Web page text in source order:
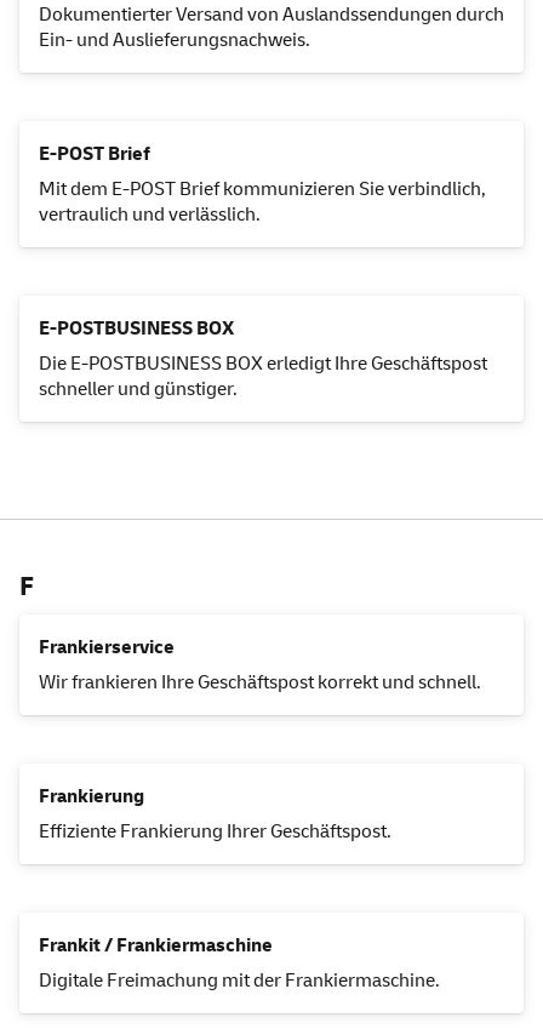
Dokumentierter Versand von Auslandssendungen durch
Ein- und Auslieferungsnachweis.
E-POST Brief
Mit dem E-POST Brief kommunizieren Sie verbindlich,
vertraulich und verlässlich.
E-POSTBUSINESS BOX
Die E-POSTBUSINESS BOX erledigt Ihre Geschäftspost
schneller und günstiger.
F
Frankierservice
Wir frankieren Ihre Geschäftspost korrekt und schnell.
Frankierung
Effiziente Frankierung Ihrer Geschäftspost.
Frankit/ Frankiermaschine
Digitale Freimachung mit der Frankiermaschine.